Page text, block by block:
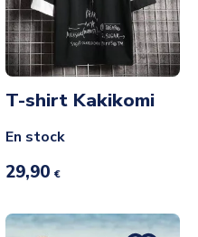
T-shirt Kakikomi
En stock
29,90 €